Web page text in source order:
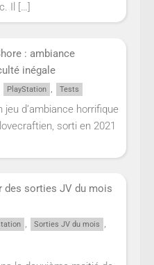
Il
[…]
: ambiance
inégale
PlayStation , Tests
jeu d’ambiance horrifique
sorti en 2021
des sorties JV du mois
, Sorties JV du mois ,